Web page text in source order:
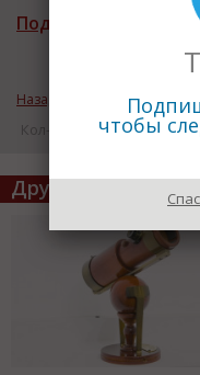
Подписаться на
Назад к рубрике
Кол-во просмотров: 13960
Другие статьи по
чтобы